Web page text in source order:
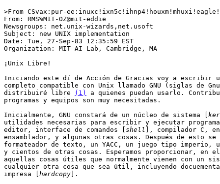
>From CSvax:pur-
From: RMS%MIT-OZ@mit-eddie
Newsgroups: net.unix-wizards,net.usoft
Subject: new UNIX implementation
Date: Tue, 27-Sep-83 12:35:59 EST
Organization: MIT AI Lab, Cambridge, MA
¡Unix Libre!
Iniciando este dí de Acción de Gracias voy a escribir
completo compatible con Unix llamado GNU (siglas de
distribuiré libre
(1)
a quienes puedan usarlo.
programas y equipos son muy necesitadas.
Inicialmente, GNU constará de un núcleo de sistema [
utilidades necesarias para escribir y ejecutar
editor, interface de comandos [shell ], compilador C,
ensamblador, y algunas otras cosas. Después de esto
formateador de texto, un YACC, un juego tipo imperio,
y cientos de otras cosas. Esperamos proporcionar, en
aquellas cosas útiles que normalmente vienen con un
cualquier otra cosa que sea útil, incluyendo
impresa [hardcopy].